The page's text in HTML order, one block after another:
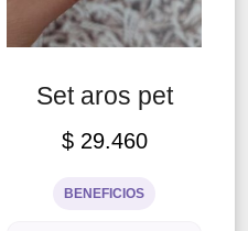
Set aros pet
$29.460
BENEFICIOS